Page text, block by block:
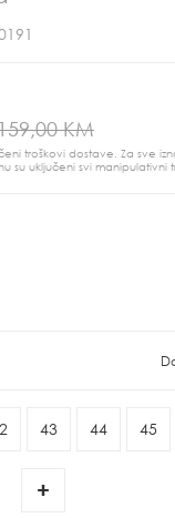
KM
troškovi dostave. Za sve
su uključeni svi manipulativni
43 44 45
+